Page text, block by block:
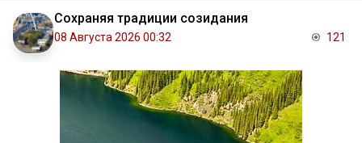
Сохраняя традиции созидания
08 Августа 2026 00:32 121